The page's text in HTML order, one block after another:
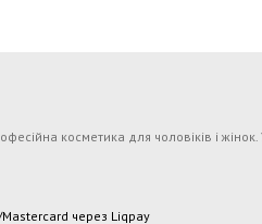
косметика для чоловіків і жінок.